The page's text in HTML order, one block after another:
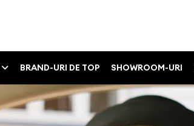
BRAND-URI DE TOP SHOWROOM-URI